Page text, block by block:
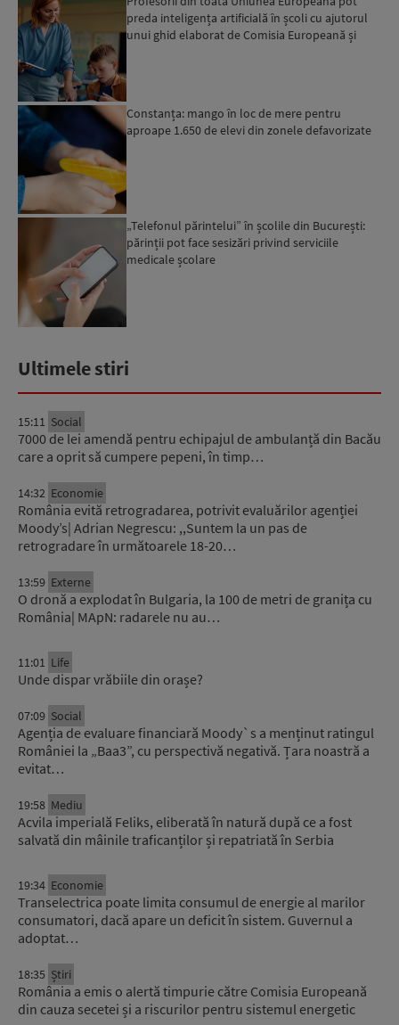
preda inteligența artificială în școli cu ajutorul
unui ghid elaborat de Comisia Europeană și
Constanța: mango în loc de mere pentru
aproape 1.650 de elevi din zonele defavorizate
„Telefonul părintelui” în școlile din București:
părinții pot face sesizări privind serviciile
medicale școlare
Ultimele stiri
15:11 Social
7000 de lei amendă pentru echipajul de ambulanță din Bacău
care a oprit să cumpere pepeni, în timp…
14:32 Economie
România evită retrogradarea, potrivit evaluărilor agenției
Moody’s| Adrian Negrescu: ,,Suntem la un pas de
retrogradare în următoarele 18-20…
13:59 Externe
O dronă a explodat în Bulgaria, la 100 de metri de granița cu
România| MApN: radarele nu au…
11:01 Life
Unde dispar vrăbiile din orașe?
07:09 Social
Agenția de evaluare financiară Moody`s a menținut ratingul
României la „Baa3”, cu perspectivă negativă. Țara noastră a
evitat…
19:58 Mediu
Acvila imperială Feliks, eliberată în natură după ce a fost
salvată din mâinile traficanților și repatriată în Serbia
19:34 Economie
Transelectrica poate limita consumul de energie al marilor
consumatori, dacă apare un deficit în sistem. Guvernul a
adoptat…
18:35 Știri
România a emis o alertă timpurie către Comisia Europeană
din cauza secetei și a riscurilor pentru sistemul energetic